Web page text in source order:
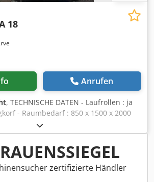
18
Anrufen
, TECHNISCHE DATEN - Laufrollen : ja
- Raumbedarf : 850 x 1500 x 2000
zertifizierte Händler